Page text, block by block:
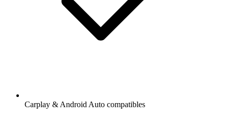
Carplay & Android Auto compatibles